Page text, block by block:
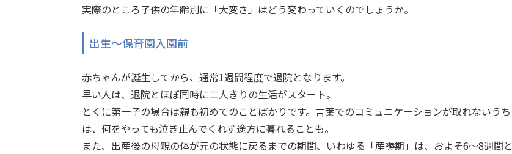
実際のところ子供の年齢別に「大変さ」はどう変わっていくのでしょうか。
出生〜保育園入園前
赤ちゃんが誕生してから、通常1週間程度で退院となります。
早い人は、退院とほぼ同時に二人きりの生活がスタート。
とくに第一子の場合は親も初めてのことばかりです。言葉でのコミュニケーションが取れないうち
は、何をやっても泣き止んでくれず途方に暮れることも。
また、出産後の母親の体が元の状態に戻るまでの期間、いわゆる「産褥期」は、およそ6～8週間と